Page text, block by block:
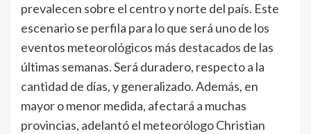
prevalecen sobre el centro y norte del país. Este
escenario se perfila para lo que será uno de los
eventos meteorológicos más destacados de las
últimas semanas. Será duradero, respecto a la
cantidad de días, y generalizado. Además, en
mayor o menor medida, afectará a muchas
provincias, adelantó el meteorólogo Christian